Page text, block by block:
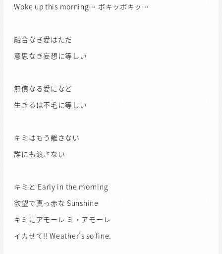
Woke up this morning… ボキッボキッ…
融合なき愛はただ
意思なき妄想に等しい
無償なる愛になど
生きるは不毛に等しい
キミはもう離さない
誰にも渡さない
キミと Early in the morning
欲望で真っ赤な Sunshine
キミにアモーレ ミ・アモーレ
イカせて!! Weather’s so fine.